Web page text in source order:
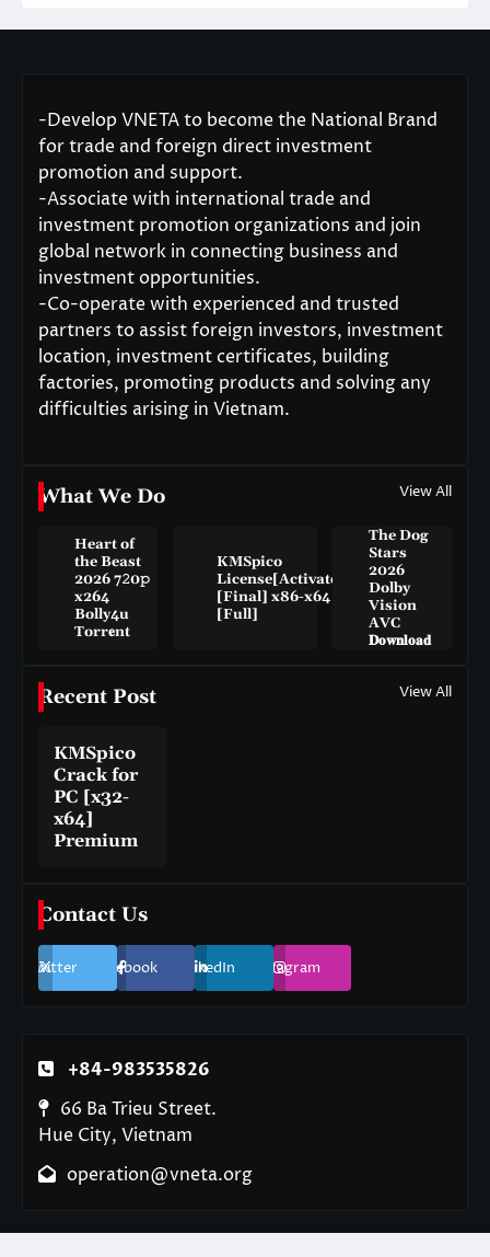
-Develop VNETA to become the National Brand
for trade and foreign direct investment
promotion and support.
-Associate with international trade and
investment promotion organizations and join
global network in connecting business and
investment opportunities.
-Co-operate with experienced and trusted
partners to assist foreign investors, investment
location, investment certificates, building
factories, promoting products and solving any
difficulties arising in Vietnam.
What We Do View All
Heart of
the Beast
2026 7𝟸0𝚙
x264
Bolly4u
Torr𝐞nt
KMSpico
License[Activated]
[Final] x86-x64
[Full]
The Dog
Stars
2026
Dolby
Vision
AVC
𝐃𝐨𝐰𝐧𝐥𝐨𝐚𝐝
Recent Post View All
KMSpico
Crack for
PC [x32-
x64]
Premium
Contact Us
Twitter Facebook LinkedIn Instagram
+84-983535826
66 Ba Trieu Street.
Hue City, Vietnam
operation@vneta.org